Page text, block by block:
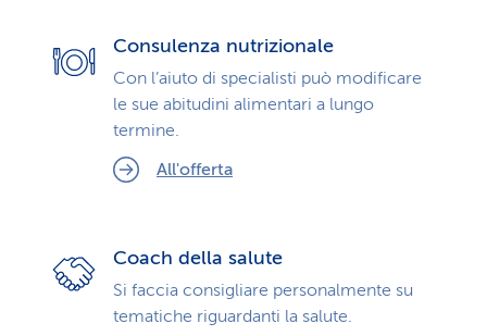
Consulenza nutrizionale
Con l’aiuto di specialisti può modificare
le sue abitudini alimentari a lungo
termine.
All'offerta
Coach della salute
Si faccia consigliare personalmente su
tematiche riguardanti la salute.